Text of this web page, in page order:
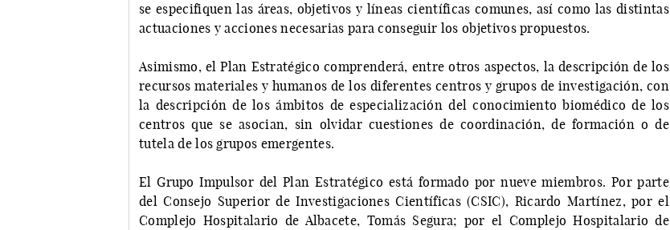
se especifiquen las áreas, objetivos y líneas científicas comunes, así como las distintas
actuaciones y acciones necesarias para conseguir los objetivos propuestos.
Asimismo, el Plan Estratégico comprenderá, entre otros aspectos, la descripción de los
recursos materiales y humanos de los diferentes centros y grupos de investigación, con
la descripción de los ámbitos de especialización del conocimiento biomédico de los
centros que se asocian, sin olvidar cuestiones de coordinación, de formación o de
tutela de los grupos emergentes.
El Grupo Impulsor del Plan Estratégico está formado por nueve miembros. Por parte
del Consejo Superior de Investigaciones Científicas (CSIC), Ricardo Martínez, por el
Complejo Hospitalario de Albacete, Tomás Segura; por el Complejo Hospitalario de